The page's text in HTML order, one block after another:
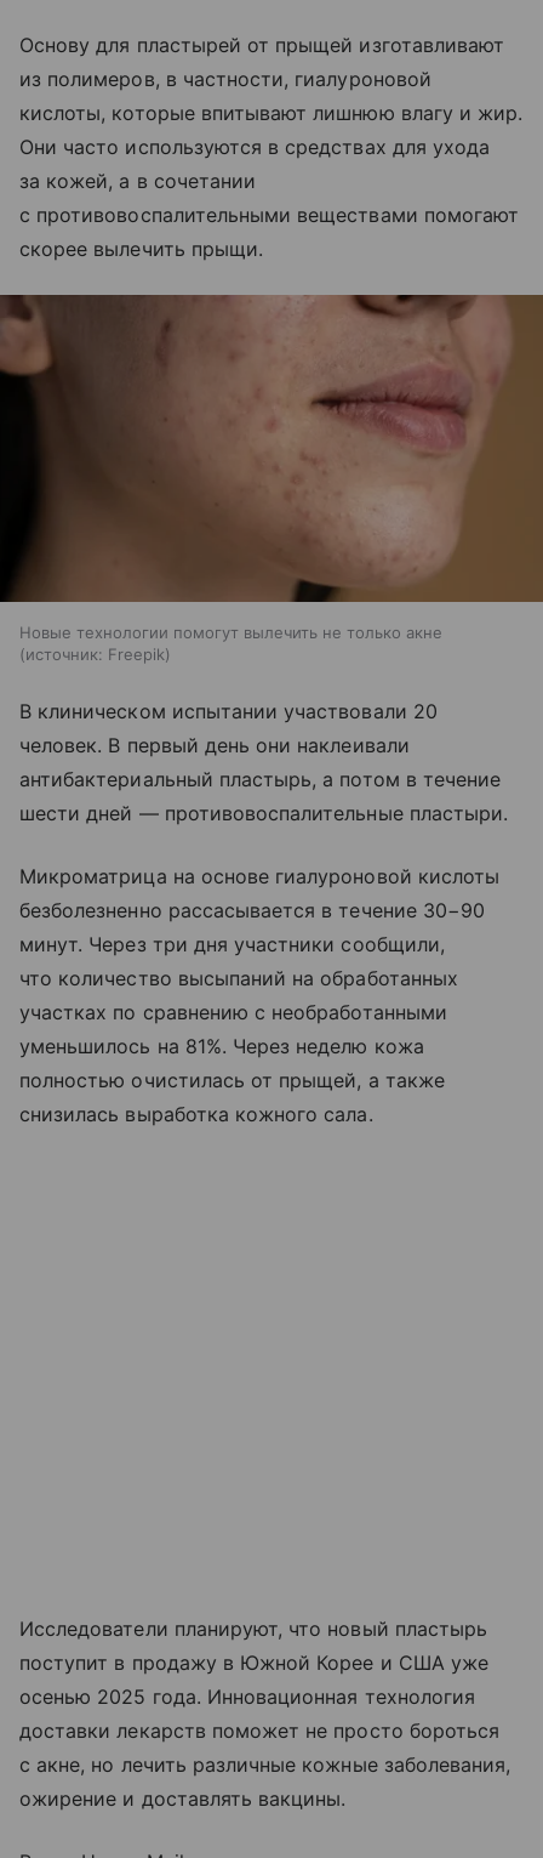
Основу для пластырей от прыщей изготавливают
из полимеров, в частности, гиалуроновой
кислоты, которые впитывают лишнюю влагу и жир.
Они часто используются в средствах для ухода
за кожей, а в сочетании
с противовоспалительными веществами помогают
скорее вылечить прыщи.
Новые технологии помогут вылечить не только акне
источник: Freepik
В клиническом испытании участвовали 20
человек. В первый день они наклеивали
антибактериальный пластырь, а потом в течение
шести дней — противовоспалительные пластыри.
Микроматрица на основе гиалуроновой кислоты
безболезненно рассасывается в течение 30−90
минут. Через три дня участники сообщили,
что количество высыпаний на обработанных
участках по сравнению с необработанными
уменьшилось на 81%. Через неделю кожа
полностью очистилась от прыщей, а также
снизилась выработка кожного сала.
Исследователи планируют, что новый пластырь
поступит в продажу в Южной Корее и США уже
осенью 2025 года. Инновационная технология
доставки лекарств поможет не просто бороться
с акне, но лечить различные кожные заболевания,
ожирение и доставлять вакцины.